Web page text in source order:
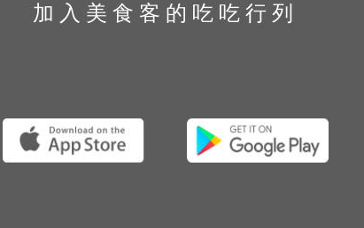
加入美食客的吃吃行列